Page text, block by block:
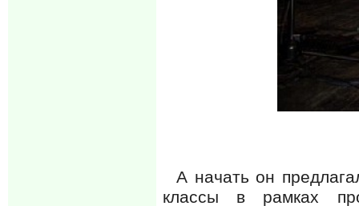
А начать он
классы в рамках